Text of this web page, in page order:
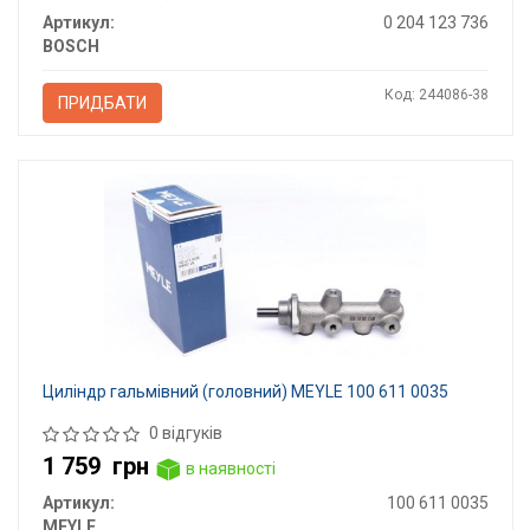
Артикул:
0 204 123 736
BOSCH
ПРИДБАТИ Код: 244086-38
Циліндр гальмівний (головний) MEYLE 100 611 0035
0 відгуків
1 759 грн
в наявності
Артикул:
100 611 0035